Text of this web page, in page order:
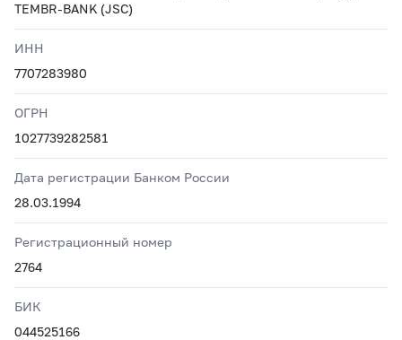
TEMBR-BANK (JSC)
ИНН
7707283980
ОГРН
1027739282581
Дата регистрации Банком России
28.03.1994
Регистрационный номер
2764
БИК
044525166